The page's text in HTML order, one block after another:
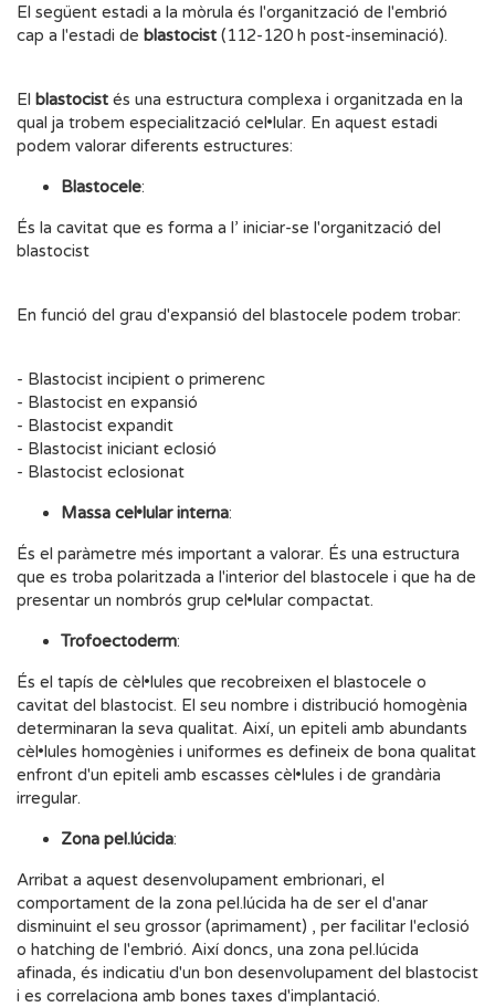
El següent estadi a la mòrula és l'organització de l'embrió
cap a l'estadi de blastocist (112-120 h post-inseminació).
El blastocist és una estructura complexa i organitzada en la
qual ja trobem especialització cel•lular. En aquest estadi
podem valorar diferents estructures:
Blastocele:
És la cavitat que es forma a l’ iniciar-se l'organització del
blastocist
En funció del grau d'expansió del blastocele podem trobar:
- Blastocist incipient o primerenc
- Blastocist en expansió
- Blastocist expandit
- Blastocist iniciant eclosió
- Blastocist eclosionat
Massa cel•lular interna:
És el paràmetre més important a valorar. És una estructura
que es troba polaritzada a l'interior del blastocele i que ha de
presentar un nombrós grup cel•lular compactat.
Trofoectoderm:
És el tapís de cèl•lules que recobreixen el blastocele o
cavitat del blastocist. El seu nombre i distribució homogènia
determinaran la seva qualitat. Així, un epiteli amb abundants
cèl•lules homogènies i uniformes es defineix de bona qualitat
enfront d'un epiteli amb escasses cèl•lules i de grandària
irregular.
Zona pel.lúcida:
Arribat a aquest desenvolupament embrionari, el
comportament de la zona pel.lúcida ha de ser el d'anar
disminuint el seu grossor (aprimament) , per facilitar l'eclosió
o hatching de l'embrió. Així doncs, una zona pel.lúcida
afinada, és indicatiu d'un bon desenvolupament del blastocist
i es correlaciona amb bones taxes d'implantació.